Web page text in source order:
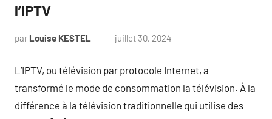
l’IPTV
par Louise KESTEL juillet 30, 2024
L’IPTV, ou télévision par protocole Internet, a
transformé le mode de consommation la télévision. À la
différence à la télévision traditionnelle qui utilise des